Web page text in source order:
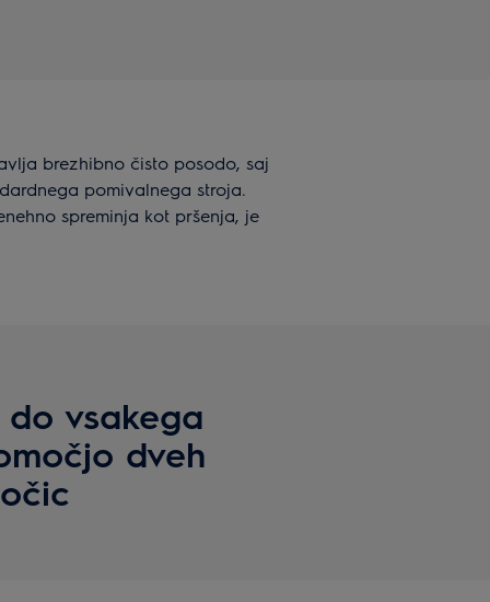
brezhibno čisto posodo, saj
pomivalnega stroja.
spreminja kot pršenja, je
vsakega
dveh